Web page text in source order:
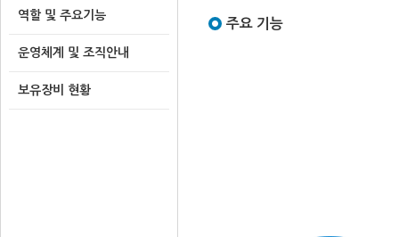
역할 및 주요기능
운영체계 및 조직안내
보유장비 현황
주요 기능